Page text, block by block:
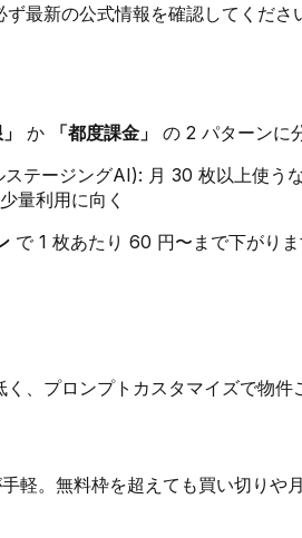
最新の公式情報を確認してくだ
か 「都度課金」
の 2 パターンに
テージングAI): 月 30 枚以上使う
量利用に向く
で 1 枚あたり 60 円〜まで下がり
、プロンプトカスタマイズで物
軽。無料枠を超えても買い切りや